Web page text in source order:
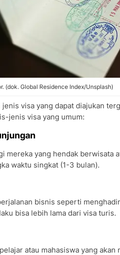
(dok. Global Residence Index/Unsplash)
visa yang dapat diajukan
jenis visa yang umum:
mereka yang hendak berwisata
waktu singkat (1-3 bulan).
bisnis seperti
bisa lebih lama dari visa turis.
atau mahasiswa yang